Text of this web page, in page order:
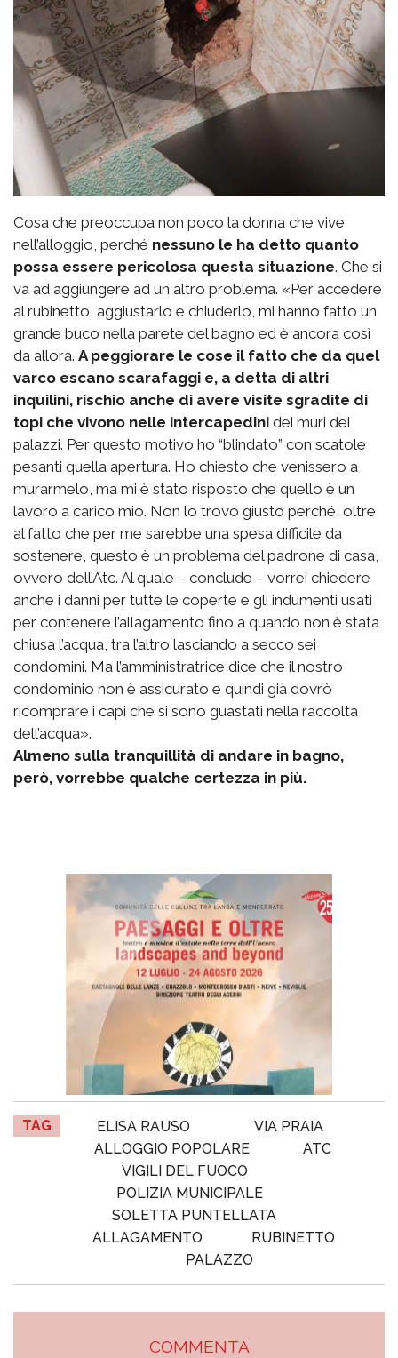
Cosa che preoccupa non poco la donna che vive
nell’alloggio, perché nessuno le ha detto quanto
possa essere pericolosa questa situazione. Che si
va ad aggiungere ad un altro problema. «Per accedere
al rubinetto, aggiustarlo e chiuderlo, mi hanno fatto un
grande buco nella parete del bagno ed è ancora così
da allora. A peggiorare le cose il fatto che da quel
varco escano scarafaggi e, a detta di altri
inquilini, rischio anche di avere visite sgradite di
topi che vivono nelle intercapedini dei muri dei
palazzi. Per questo motivo ho “blindato” con scatole
pesanti quella apertura. Ho chiesto che venissero a
murarmelo, ma mi è stato risposto che quello è un
lavoro a carico mio. Non lo trovo giusto perché, oltre
al fatto che per me sarebbe una spesa difficile da
sostenere, questo è un problema del padrone di casa,
ovvero dell’Atc. Al quale – conclude – vorrei chiedere
anche i danni per tutte le coperte e gli indumenti usati
per contenere l’allagamento fino a quando non è stata
chiusa l’acqua, tra l’altro lasciando a secco sei
condomini. Ma l’amministratrice dice che il nostro
condominio non è assicurato e quindi già dovrò
ricomprare i capi che si sono guastati nella raccolta
dell’acqua».
Almeno sulla tranquillità di andare in bagno,
però, vorrebbe qualche certezza in più.
TAG ELISA RAUSO
VIA PRAIA
ALLOGGIO POPOLARE
ATC
VIGILI DEL FUOCO
POLIZIA MUNICIPALE
SOLETTA PUNTELLATA
ALLAGAMENTO
RUBINETTO
PALAZZO
COMMENTA